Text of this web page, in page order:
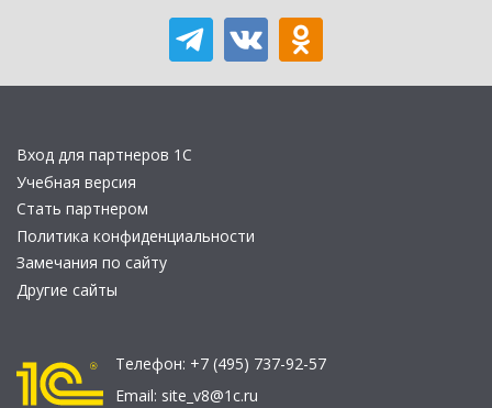
Вход для партнеров 1С
Учебная версия
Стать партнером
Политика конфиденциальности
Замечания по сайту
Другие сайты
Телефон: +7 (495) 737-92-57
Email: site_v8@1c.ru